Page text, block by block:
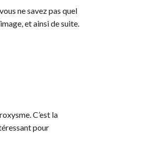
ne savez pas quel
et ainsi de suite.
C’est la
pour